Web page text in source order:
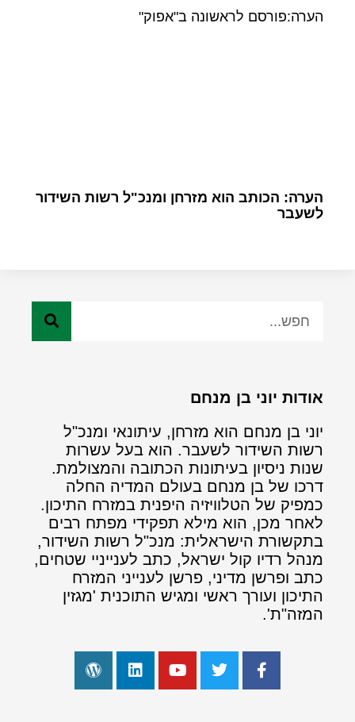
הערה:פורסם לראשונה ב"אפוק"
הערה: הכותב הוא מזרחן ומנכ"ל רשות השידור
לשעבר
אודות יוני בן מנחם
יוני בן מנחם הוא מזרחן, עיתונאי ומנכ"ל
רשות השידור לשעבר. הוא בעל עשרות
שנות ניסיון בעיתונות הכתובה והמצולמת.
דרכו של בן מנחם בעולם המדיה החלה
כמפיק של הטלוויזיה היפנית במזרח התיכון.
לאחר מכן, הוא מילא תפקידי מפתח רבים
בתקשורת הישראלית: מנכ"ל רשות השידור,
מנהל רדיו קול ישראל, כתב לענייניי שטחים,
כתב ופרשן מדיני, פרשן לענייני המזרח
התיכון ועורך ראשי ומגיש התוכנית 'מגזין
המזה"ת'.